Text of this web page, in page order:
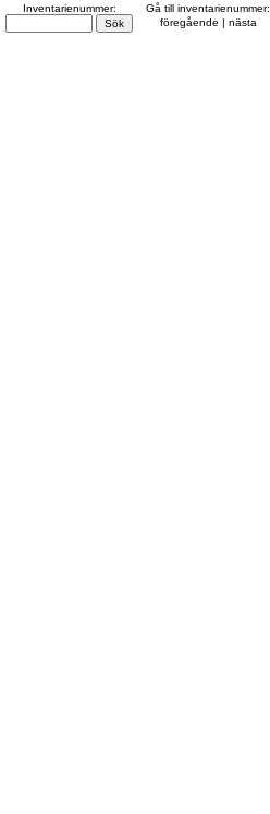
Inventarienummer:
Gå till inventarienummer:
föregående | nästa